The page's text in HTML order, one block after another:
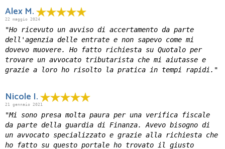
Alex M.
22 maggio 2024
"Ho ricevuto un avviso di accertamento da parte
dell'agenzia delle entrate e non sapevo come mi
dovevo muovere. Ho fatto richiesta su Quotalo per
trovare un avvocato tributarista che mi aiutasse e
grazie a loro ho risolto la pratica in tempi rapidi."
Nicole I.
21 gennaio 2021
"Mi sono presa molta paura per una verifica fiscale
da parte della guardia di Finanza. Avevo bisogno di
un avvocato specializzato e grazie alla richiesta che
ho fatto su questo portale ho trovato il giusto